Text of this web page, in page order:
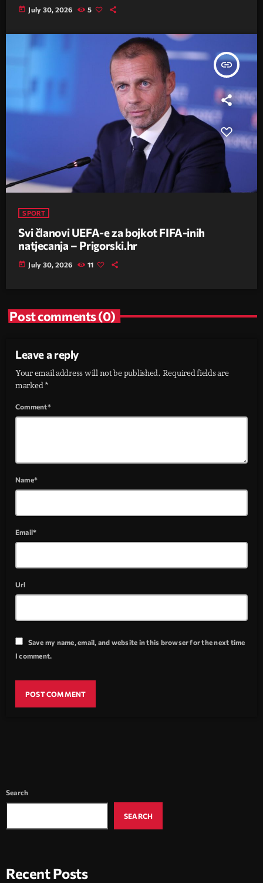
today July 30, 2026 5
insert_link
SPORT
Svi članovi UEFA-e za bojkot FIFA-inih
natjecanja – Prigorski.hr
today July 30, 2026 11
Post comments (0)
Leave a reply
Your email address will not be published. Required fields are
marked *
Comment*
Name*
Email*
Url
Save my name, email, and website in this browser for the next time
I comment.
Search
SEARCH
Recent Posts